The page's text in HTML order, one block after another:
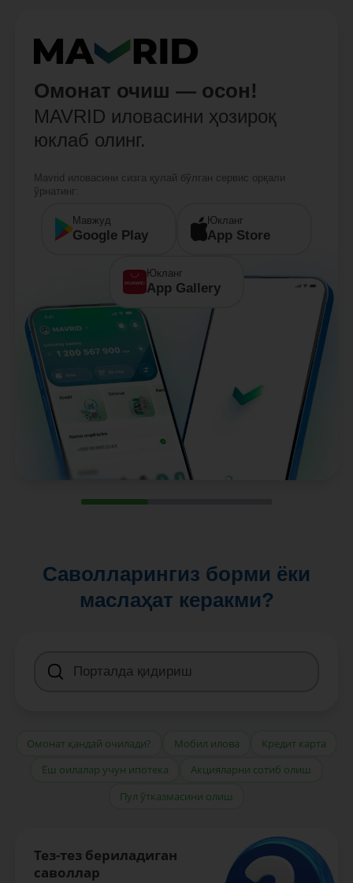
Омонат очиш — осон!
MAVRID иловасини ҳозироқ
юклаб олинг.
Mavrid иловасини сизга қулай бўлган сервис орқали
ўрнатинг:
Мавжуд
Google Play
Юкланг
App Store
Юкланг
App Gallery
Саволларингиз борми ёки
маслаҳат керакми?
Омонат қандай очилади? Мобил илова
Кредит карта
Ёш оилалар учун ипотека
Акцияларни сотиб олиш
Пул ўтказмасини олиш
Тез-тез бериладиган
саволлар